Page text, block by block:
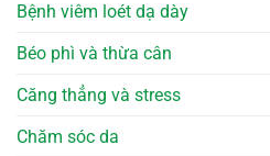
Bệnh viêm loét dạ dày
Béo phì và thừa cân
Căng thẳng và stress
Chăm sóc da